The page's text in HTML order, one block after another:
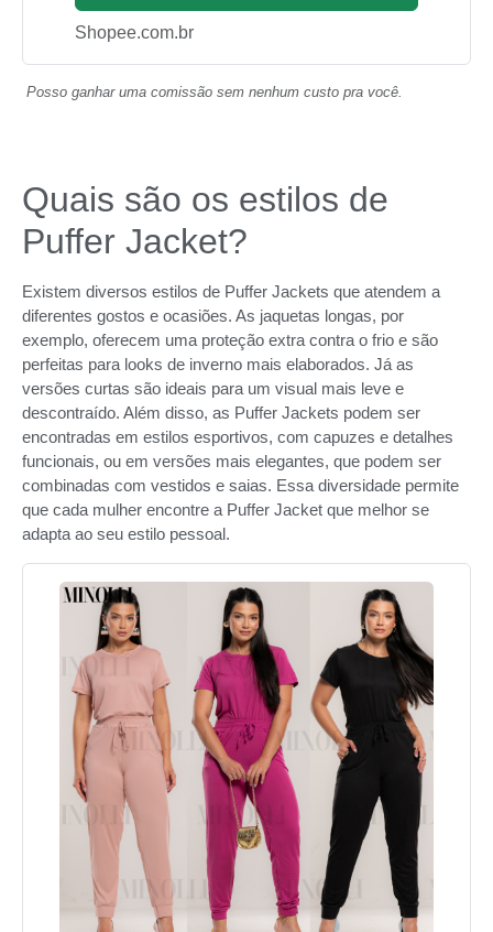
Shopee.com.br
Posso ganhar uma comissão sem nenhum custo pra você.
Quais são os estilos de
Puffer Jacket?
Existem diversos estilos de Puffer Jackets que atendem a
diferentes gostos e ocasiões. As jaquetas longas, por
exemplo, oferecem uma proteção extra contra o frio e são
perfeitas para looks de inverno mais elaborados. Já as
versões curtas são ideais para um visual mais leve e
descontraído. Além disso, as Puffer Jackets podem ser
encontradas em estilos esportivos, com capuzes e detalhes
funcionais, ou em versões mais elegantes, que podem ser
combinadas com vestidos e saias. Essa diversidade permite
que cada mulher encontre a Puffer Jacket que melhor se
adapta ao seu estilo pessoal.